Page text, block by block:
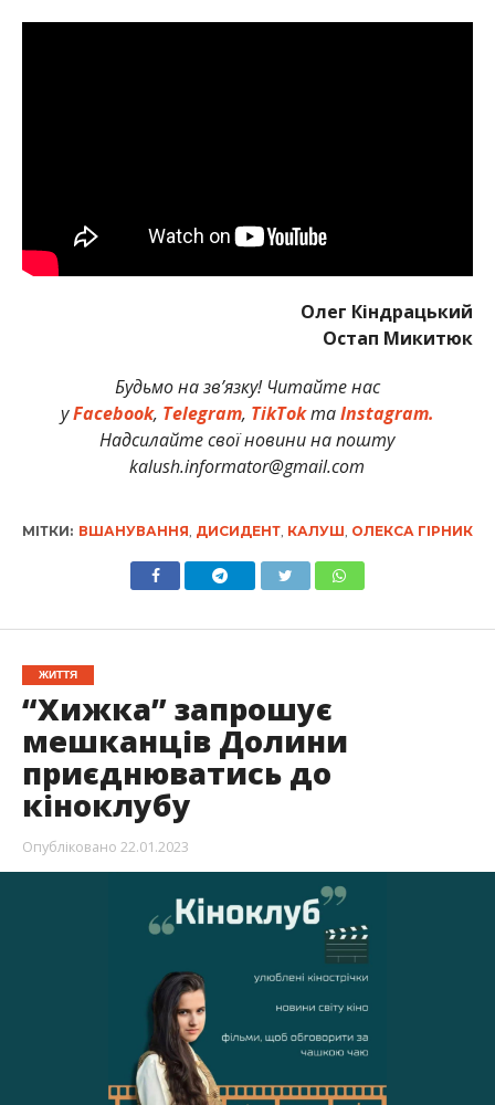
Олег Кіндрацький
Остап Микитюк
Будьмо на зв’язку! Читайте нас
уFacebook, Telegram, TikTokтаInstagram.
Надсилайте свої новини на пошту
kalush.informator@gmail.com
МІТКИ: ВШАНУВАННЯ ДИСИДЕНТ, КАЛУШ ОЛЕКСА ГІРНИК
ЖИТТЯ
“Хижка” запрошує
мешканців Долини
приєднюватись до
кіноклубу
Опубліковано 22.01.2023